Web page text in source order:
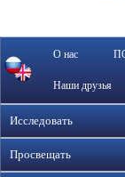
О нас
Наши друзья
Исследовать
Просвещать